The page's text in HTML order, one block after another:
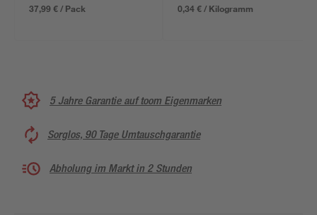
37,99 € / Pack
0,34 € / Kilogramm
5 Jahre Garantie auf toom Eigenmarken
Sorglos, 90 Tage Umtauschgarantie
Abholung im Markt in 2 Stunden